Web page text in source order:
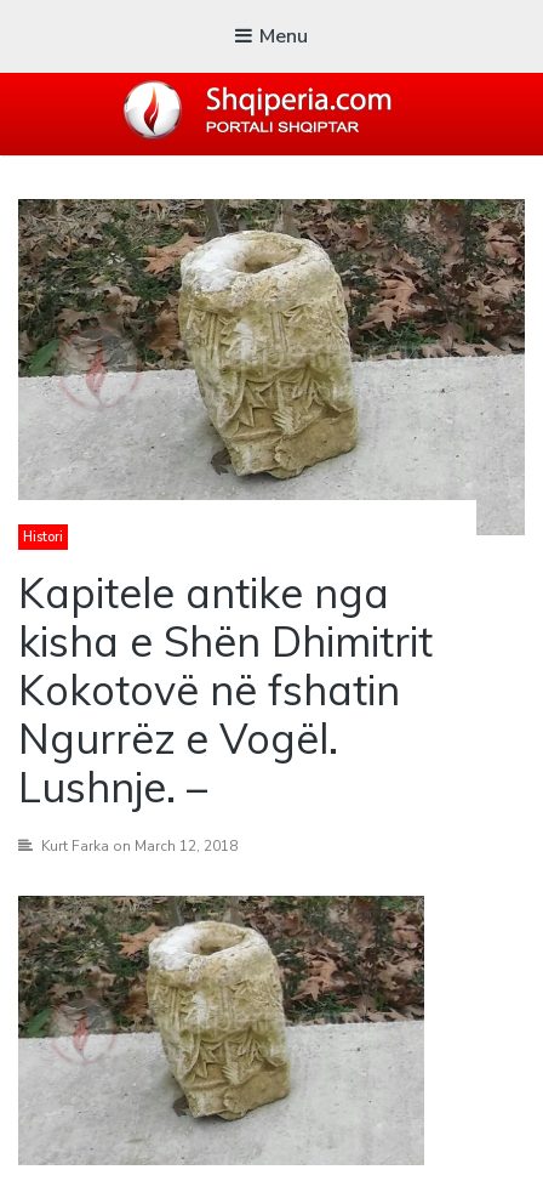
Menu
Blogu i ShqiperiaCom
Histori
Kapitele antike nga
kisha e Shën Dhimitrit
Kokotovë në fshatin
Ngurrëz e Vogël.
Lushnje. –
Kurt Farka on March 12, 2018